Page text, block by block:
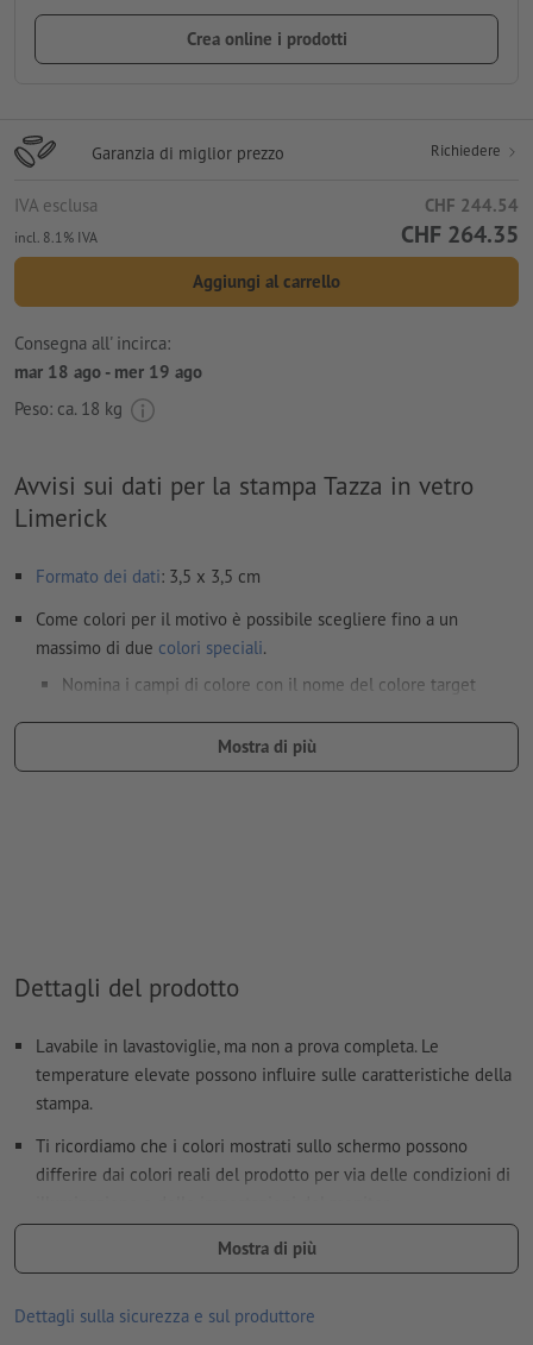
Crea online i prodotti
Garanzia di miglior prezzo Richiedere
IVA esclusa CHF 244.54
incl. 8.1% IVA CHF 264.35
Aggiungi al carrello
Consegna all' incirca:
mar 18 ago - mer 19 ago
Peso: ca. 18 kg
Avvisi sui dati per la stampa Tazza in vetro
Limerick
Formato dei dati: 3,5 x 3,5 cm
Come colori per il motivo è possibile scegliere fino a un
massimo di due colori speciali.
Nomina i campi di colore con il nome del colore target
(ad es. "Pantone 286 C").
vettori; le immagini e i modelli in formato JPEG o TIFF non
Ulteriori informazioni e suggerimenti in merito ai
dati vettoriali
Non correggiamo errori di ortografia e sintassi
Mostra di più
Dettagli del prodotto
Lavabile in lavastoviglie, ma non a prova completa. Le
temperature elevate possono influire sulle caratteristiche della
stampa.
Ti ricordiamo che i colori mostrati sullo schermo possono
differire dai colori reali del prodotto per via delle condizioni di
Imballaggio: prodotto non confezionato singolarmente
Mostra di più
Dettagli sulla sicurezza e sul produttore